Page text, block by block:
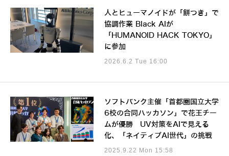
人とヒューマノイドが「餅つき」で
協調作業 Black AIが
「HUMANOID HACK TOKYO」
に参加
2026.6.2 Tue 16:00
ソフトバンク主催「首都圏国立大学
6校の合同ハッカソン」で花王チー
ムが優勝 UV対策をAIで見える
化、「ネイティブAI世代」の挑戦
2025.9.22 Mon 15:58